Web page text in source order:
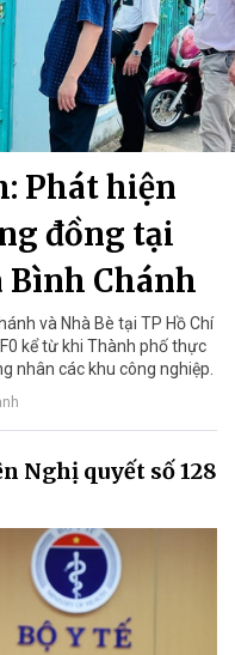
Phát hiện
đồng tại
Bình Chánh
và Nhà Bè tại TP Hồ Chí
kể từ khi Thành phố thực
nhân các khu công nghiệp.
Nghị quyết số 128